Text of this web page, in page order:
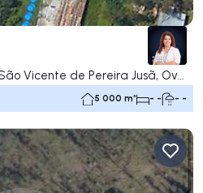
Ovar, São João, Arada e São Vicente de Pereira Jusã, Ovar
5 000 m² - - - -